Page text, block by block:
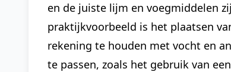
en de juiste lijm en voegmiddelen
praktijkvoorbeeld is het plaatsen
rekening te houden met vocht en
te passen, zoals het gebruik van